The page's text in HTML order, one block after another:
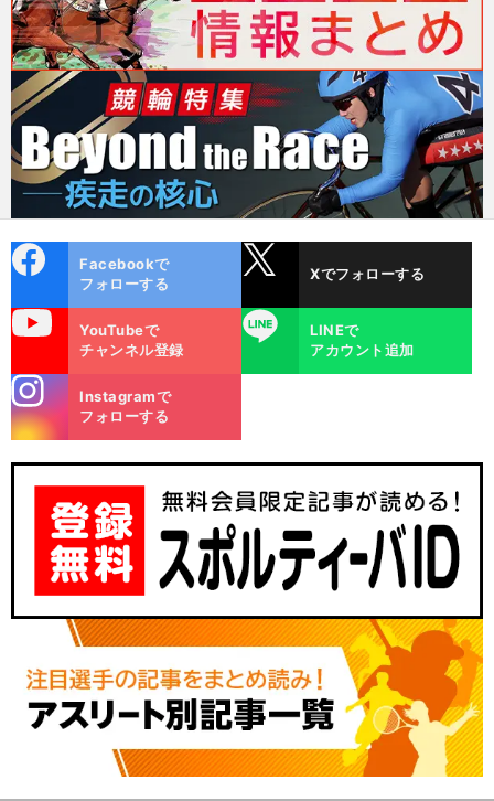
ok
Facebookで
フォローする
Xでフォローする
YouTubeで
チャンネル登録
LINE
LINEで
アカウント追加
m
Instagramで
フォローする